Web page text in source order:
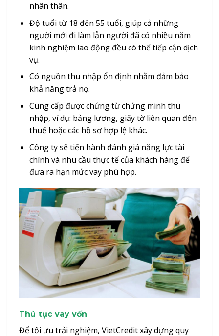
nhân thân.
Độ tuổi từ 18 đến 55 tuổi, giúp cả những
người mới đi làm lẫn người đã có nhiều năm
kinh nghiệm lao động đều có thể tiếp cận dịch
vụ.
Có nguồn thu nhập ổn định nhằm đảm bảo
khả năng trả nợ.
Cung cấp được chứng từ chứng minh thu
nhập, ví dụ: bảng lương, giấy tờ liên quan đến
thuế hoặc các hồ sơ hợp lệ khác.
Công ty sẽ tiến hành đánh giá năng lực tài
chính và nhu cầu thực tế của khách hàng để
đưa ra hạn mức vay phù hợp.
Thủ tục vay vốn
Để tối ưu trải nghiệm, VietCredit xây dựng quy